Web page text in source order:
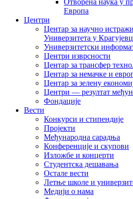
Отворена наука у
Европа
Центри
Центар за научно
Универзитета у
Универзитетски
Центри изврсности
Центар за трансфер
Центар за немачке и
Центар за зелену
Центри — резултат
Фондације
Вести
Конкурси и стипендије
Пројекти
Међународна сарадња
Конференције и скупови
Изложбе и концерти
Студентска дешавања
Остале вести
Летње школе и
Медији о нама